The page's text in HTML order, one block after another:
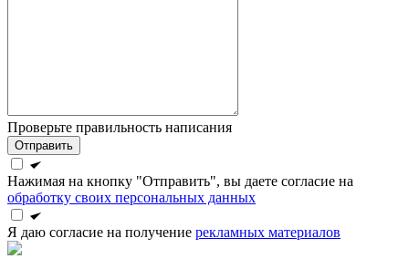
Проверьте правильность написания
Отправить
Нажимая на кнопку "Отправить", вы даете согласие на
обработку своих персональных данных
Я даю согласие на получение рекламных материалов